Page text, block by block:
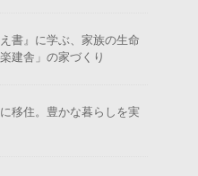
書』に学ぶ、家族の生命
建舎」の家づくり
移住。豊かな暮らしを実